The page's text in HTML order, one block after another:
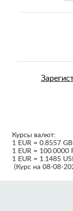
Курсы валют:
1 EUR = 0.8557
1 EUR = 100.0000
1 EUR = 1.1485
(Курс на 08-08-